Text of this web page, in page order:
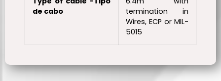
de cabo
termination in
Wires, ECP or MIL-
5015